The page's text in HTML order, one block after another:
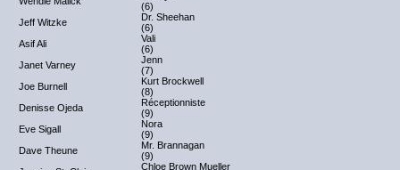
(6)
Jeff Witzke
Dr. Sheehan
(6)
Asif Ali
Vali
(6)
Janet Varney
Jenn
(7)
Joe Burnell
Kurt Brockwell
(8)
Denisse Ojeda
Réceptionniste
(9)
Eve Sigall
Nora
(9)
Dave Theune
Mr. Brannagan
(9)
Chloe Brown Mueller